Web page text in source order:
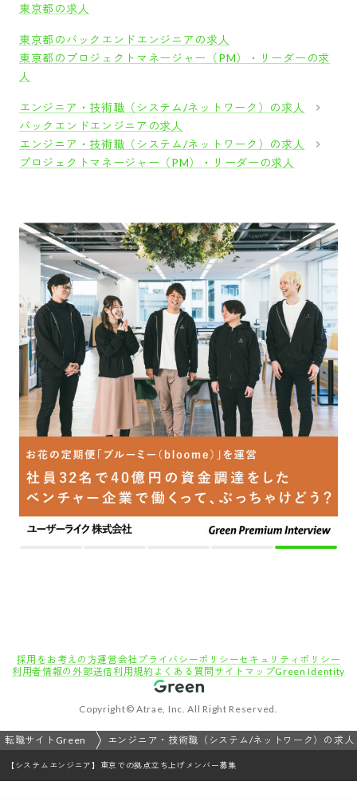
東京都の求人
東京都のバックエンドエンジニアの求人
東京都のプロジェクトマネージャー（PM）・リーダーの求
人
エンジニア・技術職（システム/ネットワーク）の求人
バックエンドエンジニアの求人
エンジニア・技術職（システム/ネットワーク）の求人
プロジェクトマネージャー（PM）・リーダーの求人
採用をお考えの方運営会社 プライバシーポリシーセキュリティポリシー
利用者情報の外部送信利用規約 よくある質問 サイトマップGreen Identity
Copyright© Atrae, Inc. All Right Reserved.
転職サイトGreen エンジニア・技術職（システム/ネットワーク）の求人
【システムエンジニア】東京での拠点立ち上げメンバー募集